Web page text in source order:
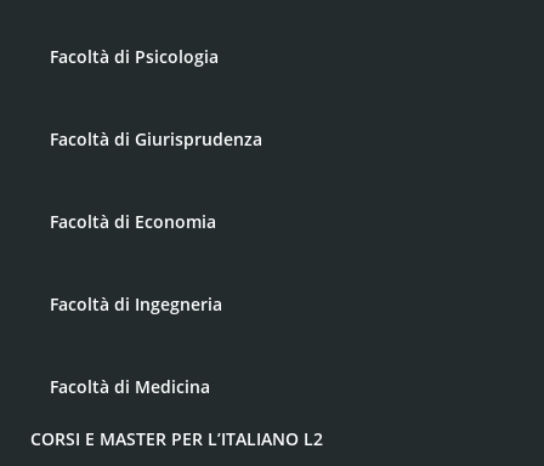
Facoltà di Psicologia
Facoltà di Giurisprudenza
Facoltà di Economia
Facoltà di Ingegneria
Facoltà di Medicina
CORSI E MASTER PER L’ITALIANO L2